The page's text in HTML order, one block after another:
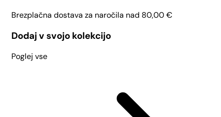
Brezplačna dostava za naročila nad 80,00€
Dodaj v svojo kolekcijo
Poglej vse